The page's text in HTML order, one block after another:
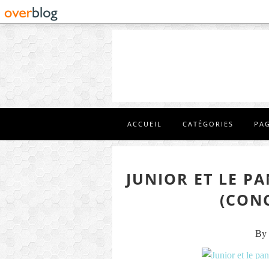
ACCUEIL CATÉGORIES
JUNIOR ET LE
By